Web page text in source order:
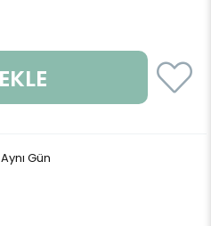
Aynı Gün